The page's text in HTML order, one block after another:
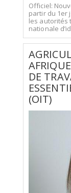
Officiel:
partir du 1er
les autorités
nationale
DE
(OIT)